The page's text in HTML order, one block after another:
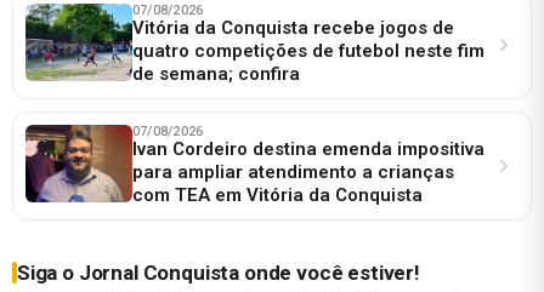
07/08/2026
Vitória da Conquista recebe jogos de
quatro competições de futebol neste fim
de semana; confira
07/08/2026
Ivan Cordeiro destina emenda impositiva
para ampliar atendimento a crianças
com TEA em Vitória da Conquista
Siga o Jornal Conquista onde você estiver!